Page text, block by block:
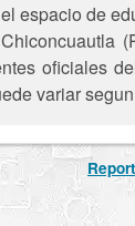
espacio de
oficiales
variar